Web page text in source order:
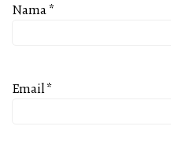
Nama*
Email*